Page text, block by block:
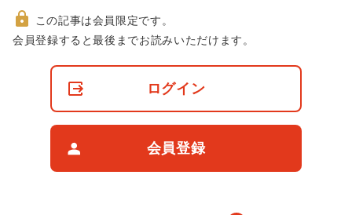
非
この記事は会員限定です。
会員登録すると最後までお読みいただけます。
ログイン
会員登録